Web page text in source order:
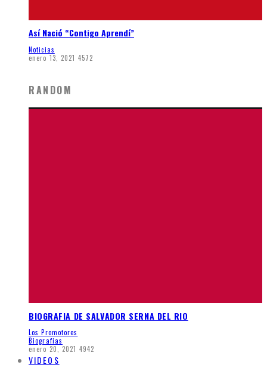
Así Nació “Contigo Aprendí”
Noticias
enero 13, 2021 4572
RANDOM
BIOGRAFIA DE SALVADOR SERNA DEL RIO
Los Promotores
Biografias
enero 20, 2021 4942
VIDEOS